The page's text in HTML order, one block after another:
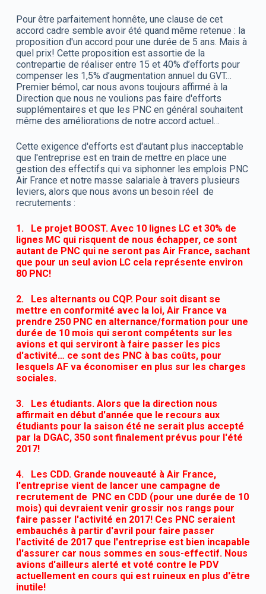
Pour être parfaitement honnête, une clause de cet
accord cadre semble avoir été quand même retenue : la
proposition d'un accord pour une durée de 5 ans. Mais à
quel prix! Cette proposition est assortie de la
contrepartie de réaliser entre 15 et 40% d’efforts pour
compenser les 1,5% d’augmentation annuel du GVT…
Premier bémol, car nous avons toujours affirmé à la
Direction que nous ne voulions pas faire d'efforts
supplémentaires et que les PNC en général souhaitent
même des améliorations de notre accord actuel…
Cette exigence d'efforts est d'autant plus inacceptable
que l'entreprise est en train de mettre en place une
gestion des effectifs qui va siphonner les emplois PNC
Air France et notre masse salariale à travers plusieurs
leviers, alors que nous avons un besoin réel de
recrutements :
1. Le projet BOOST. Avec 10 lignes LC et 30% de
lignes MC qui risquent de nous échapper, ce sont
autant de PNC qui ne seront pas Air France, sachant
que pour un seul avion LC cela représente environ
80 PNC!
2. Les alternants ou CQP. Pour soit disant se
mettre en conformité avec la loi, Air France va
prendre 250 PNC en alternance/formation pour une
durée de 10 mois qui seront compétents sur les
avions et qui serviront à faire passer les pics
d'activité… ce sont des PNC à bas coûts, pour
lesquels AF va économiser en plus sur les charges
sociales.
3. Les étudiants. Alors que la direction nous
affirmait en début d'année que le recours aux
étudiants pour la saison été ne serait plus accepté
par la DGAC, 350 sont finalement prévus pour l'été
2017!
4. Les CDD. Grande nouveauté à Air France,
l'entreprise vient de lancer une campagne de
recrutement de PNC en CDD (pour une durée de 10
mois) qui devraient venir grossir nos rangs pour
faire passer l'activité en 2017! Ces PNC seraient
embauchés à partir d'avril pour faire passer
l'activité de 2017 que l'entreprise est bien incapable
d'assurer car nous sommes en sous-effectif. Nous
avions d'ailleurs alerté et voté contre le PDV
actuellement en cours qui est ruineux en plus d'être
inutile!